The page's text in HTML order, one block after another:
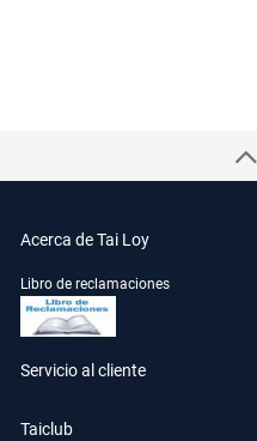
Acerca de Tai Loy
Libro de reclamaciones
Servicio al cliente
Taiclub